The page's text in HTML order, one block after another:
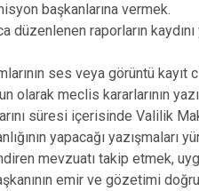
başkanlarına vermek.
raporların
ses veya görüntü kayıt
olarak meclis kararlarının
süresi içerisinde Valilik
yapacağı yazışmaları
mevzuatı takip etmek,
emir ve gözetimi